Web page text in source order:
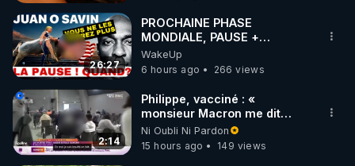
26:27
PROCHAINE PHASE
MONDIALE, PAUSE +
ÉLECTIONS HONNÊTES
PARTOUT, COMME MOÏSE
TRAVERSÉE DE LA MER
ROUGE
WakeUp
6 hours ago
266 views
2:14
Philippe, vacciné : «
monsieur Macron me dit
qu'il emmerde ma fille, donc
moi je suis insulté »
Ni Oubli Ni Pardon
15 hours ago
149 views